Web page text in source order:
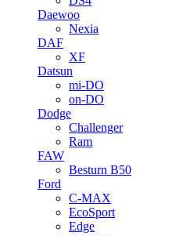
Daewoo
Nexia
DAF
XF
Datsun
mi-DO
on-DO
Dodge
Challenger
Ram
FAW
Besturn B50
Ford
C-MAX
EcoSport
Edge